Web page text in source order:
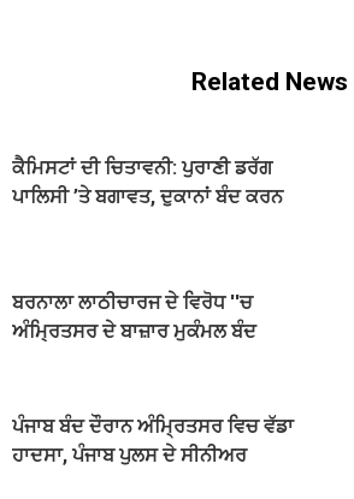
Related News
ਕੈਮਿਸਟਾਂ ਦੀ ਚਿਤਾਵਨੀ: ਪੁਰਾਣੀ ਡਰੱਗ
ਪਾਲਿਸੀ ’ਤੇ ਬਗਾਵਤ, ਦੁਕਾਨਾਂ ਬੰਦ ਕਰਨ
ਬਰਨਾਲਾ ਲਾਠੀਚਾਰਜ ਦੇ ਵਿਰੋਧ ''ਚ
ਅੰਮ੍ਰਿਤਸਰ ਦੇ ਬਾਜ਼ਾਰ ਮੁਕੰਮਲ ਬੰਦ
ਪੰਜਾਬ ਬੰਦ ਦੌਰਾਨ ਅੰਮ੍ਰਿਤਸਰ ਵਿਚ ਵੱਡਾ
ਹਾਦਸਾ, ਪੰਜਾਬ ਪੁਲਸ ਦੇ ਸੀਨੀਅਰ